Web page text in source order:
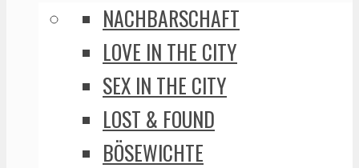
NACHBARSCHAFT
LOVE IN THE CITY
SEX IN THE CITY
LOST & FOUND
BÖSEWICHTE